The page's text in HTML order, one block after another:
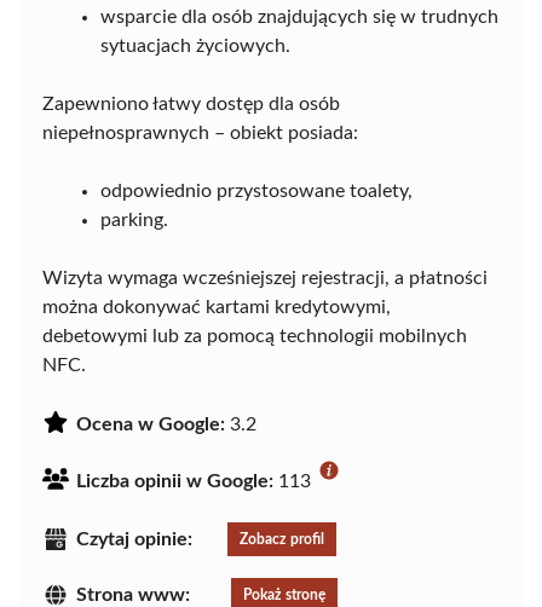
wsparcie dla osób znajdujących się w trudnych
sytuacjach życiowych.
Zapewniono łatwy dostęp dla osób
niepełnosprawnych – obiekt posiada:
odpowiednio przystosowane toalety,
parking.
Wizyta wymaga wcześniejszej rejestracji, a płatności
można dokonywać kartami kredytowymi,
debetowymi lub za pomocą technologii mobilnych
NFC.
Ocena w Google: 3.2
Liczba opinii w Google: 113
Czytaj opinie: Zobacz profil
Strona www: Pokaż stronę